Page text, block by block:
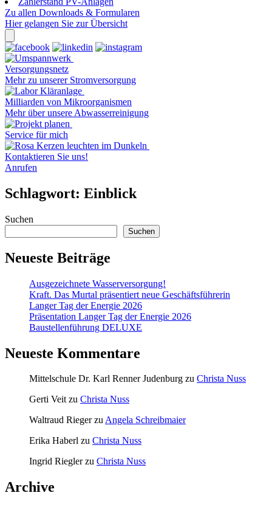
Zu allen Downloads & Formularen
Hier gelangen Sie zur Übersicht
Versorgungsnetz
Mehr zu unserer Stromversorgung
Milliarden von Mikroorganismen
Mehr über unsere Abwasserreinigung
Service für mich
Kontaktieren Sie uns!
Anrufen
Schlagwort: Einblick
Suchen
Suchen
Neueste Beiträge
Ausgezeichnete Wasserversorgung!
Kraft. Das Murtal präsentiert neue Geschäftsführerin
Langer Tag der Energie 2026
Präsentation Langer Tag der Energie 2026
Baustellenführung DELUXE
Neueste Kommentare
Mittelschule Dr. Karl Renner Judenburg zu Christa Nuss
Gerti Veitzu Christa Nuss
Waltraud RiegerzuAngela Schreibmaier
Erika Haberl zu Christa Nuss
Ingrid Rieglerzu Christa Nuss
Archive